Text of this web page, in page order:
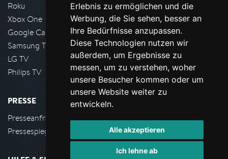
Erlebnis zu ermöglichen und die
Werbung, die Sie sehen, besser an
Ihre Bedürfnisse anzupassen.
Diese Technologien nutzen wir
außerdem, um Ergebnisse zu
messen, um zu verstehen, woher
unsere Besucher kommen oder um
unsere Website weiter zu
entwickeln.
Alle akzeptieren
Ich lehne ab
Roku
Xbox One
Google Cast
Samsung TV
LG TV
Philips TV
PRESSE
Presseanfrage stellen
Pressespiegel